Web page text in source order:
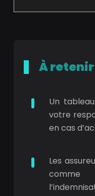
À retenir
Un
votre
en cas
Les
comme